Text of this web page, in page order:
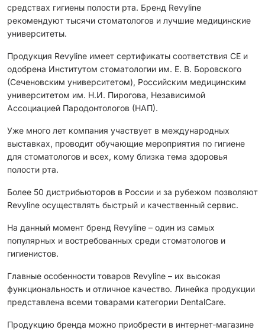
средствах гигиены полости рта. Бренд Revyline
рекомендуют тысячи стоматологов и лучшие медицинские
университеты.
Продукция Revyline имеет сертификаты соответствия CЕ и
одобрена Институтом стоматологии им. Е. В. Боровского
(Сеченовским университетом), Российским медицинским
университетом им. Н.И. Пирогова, Независимой
Ассоциацией Пародонтологов (НАП).
Уже много лет компания участвует в международных
выставках, проводит обучающие мероприятия по гигиене
для стоматологов и всех, кому близка тема здоровья
полости рта.
Более 50 дистрибьюторов в России и за рубежом позволяют
Revyline осуществлять быстрый и качественный сервис.
На данный момент бренд Revyline – один из самых
популярных и востребованных среди стоматологов и
гигиенистов.
Главные особенности товаров Revyline – их высокая
функциональность и отличное качество. Линейка продукции
представлена всеми товарами категории DentalCare.
Продукцию бренда можно приобрести в интернет-магазине